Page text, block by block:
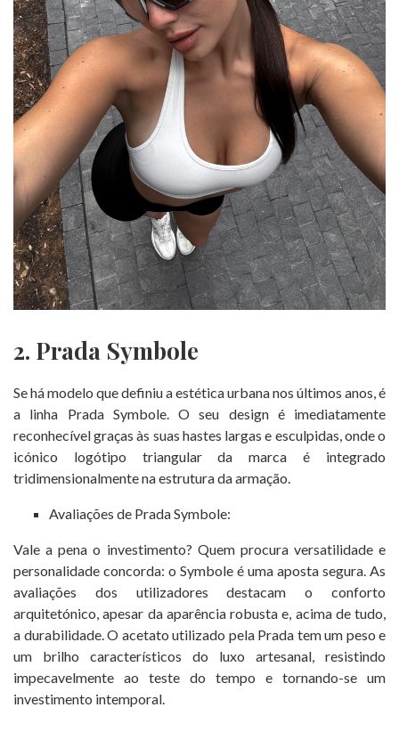
2. Prada Symbole
Se há modelo que definiu a estética urbana nos últimos anos, é
a linha Prada Symbole. O seu design é imediatamente
reconhecível graças às suas hastes largas e esculpidas, onde o
icónico logótipo triangular da marca é integrado
tridimensionalmente na estrutura da armação.
Avaliações de Prada Symbole:
Vale a pena o investimento? Quem procura versatilidade e
personalidade concorda: o Symbole é uma aposta segura. As
avaliações dos utilizadores destacam o conforto
arquitetónico, apesar da aparência robusta e, acima de tudo,
a durabilidade. O acetato utilizado pela Prada tem um peso e
um brilho característicos do luxo artesanal, resistindo
impecavelmente ao teste do tempo e tornando-se um
investimento intemporal.